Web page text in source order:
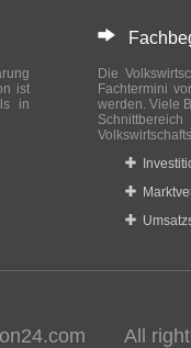
ist
in
Die
Fachtermini
werden. Viele
All